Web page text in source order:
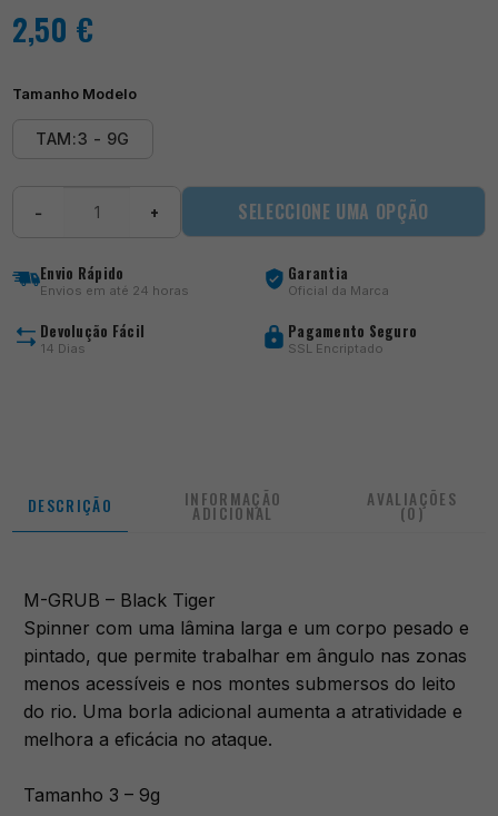
2,50 €
Tamanho Modelo
TAM:3 - 9G
-
Black
− + SELECCIONE UMA OPÇÃO
Envio Rápido
Envios em até 24 horas
Garantia
Oficial da Marca
Devolução Fácil
14 Dias
Pagamento Seguro
SSL Encriptado
DESCRIÇÃO INFORMAÇÃO
ADICIONAL
AVALIAÇÕES
(0)
M-GRUB – Black Tiger
Spinner com uma lâmina larga e um corpo pesado e
pintado, que permite trabalhar em ângulo nas zonas
menos acessíveis e nos montes submersos do leito
do rio. Uma borla adicional aumenta a atratividade e
melhora a eficácia no ataque.
Tamanho 3 – 9g